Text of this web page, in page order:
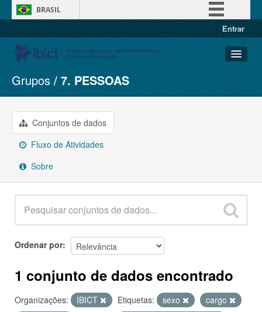
BRASIL
Entrar
Conjuntos de dados
Organizações
Grupos
Sobre
Grupos 7. PESSOAS
Conjuntos de dados
Fluxo de Atividades
Sobre
Ordenar por
1 conjunto de dados encontrado
Organizações: IBICT Etiquetas: sexo
cargo